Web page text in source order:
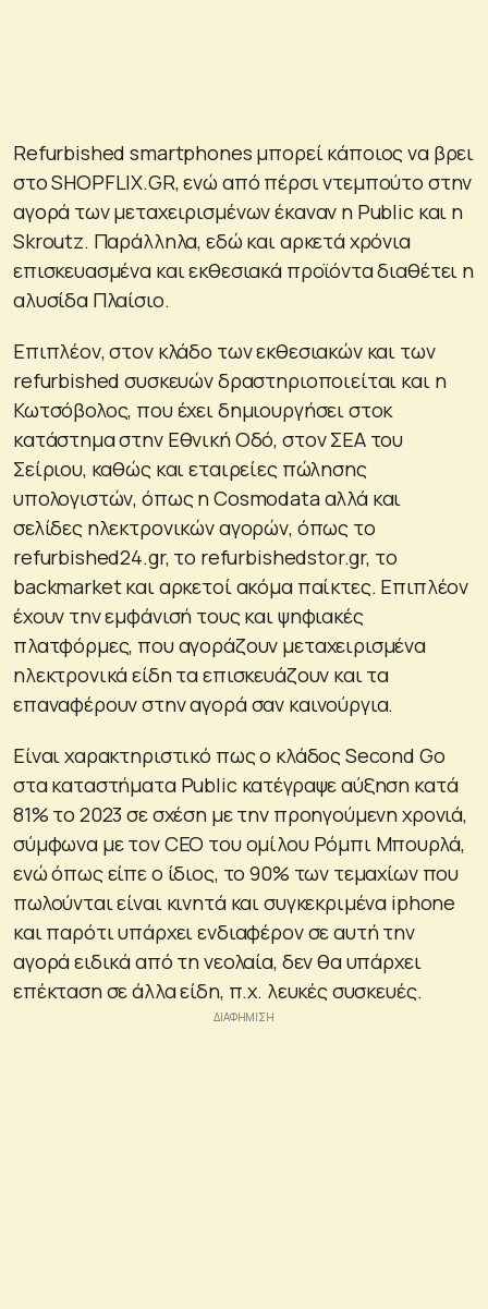
Refurbished smartphones μπορεί κάποιος να βρει
στο SHOPFLIX.GR, ενώ από πέρσι ντεμπούτο στην
αγορά των μεταχειρισμένων έκαναν η Public και η
Skroutz. Παράλληλα, εδώ και αρκετά χρόνια
επισκευασμένα και εκθεσιακά προϊόντα διαθέτει η
αλυσίδα Πλαίσιο.
Επιπλέον, στον κλάδο των εκθεσιακών και των
refurbished συσκευών δραστηριοποιείται και η
Κωτσόβολος, που έχει δημιουργήσει στοκ
κατάστημα στην Εθνική Οδό, στον ΣΕΑ του
Σείριου, καθώς και εταιρείες πώλησης
υπολογιστών, όπως η Cosmodata αλλά και
σελίδες ηλεκτρονικών αγορών, όπως το
refurbished24.gr, το refurbishedstor.gr, το
backmarket και αρκετοί ακόμα παίκτες. Επιπλέον
έχουν την εμφάνισή τους και ψηφιακές
πλατφόρμες, που αγοράζουν μεταχειρισμένα
ηλεκτρονικά είδη τα επισκευάζουν και τα
επαναφέρουν στην αγορά σαν καινούργια.
Είναι χαρακτηριστικό πως ο κλάδος Second Go
στα καταστήματα Public κατέγραψε αύξηση κατά
81% το 2023 σε σχέση με την προηγούμενη χρονιά,
σύμφωνα με τον CEO του ομίλου Ρόμπι Μπουρλά,
ενώ όπως είπε ο ίδιος, το 90% των τεμαχίων που
πωλούνται είναι κινητά και συγκεκριμένα iphone
και παρότι υπάρχει ενδιαφέρον σε αυτή την
αγορά ειδικά από τη νεολαία, δεν θα υπάρχει
επέκταση σε άλλα είδη, π.χ. λευκές συσκευές.